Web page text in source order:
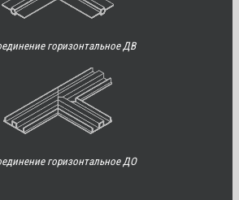
горизонтальное ДВ
горизонтальное ДО